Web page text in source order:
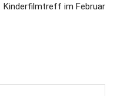
Kinderfilmtreff im Februar